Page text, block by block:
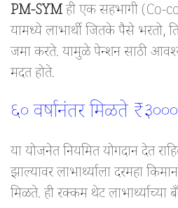
PM-SYMही एक सहभागी
यामध्ये लाभार्थी जितके पैसे भरतो,
जमा करते. यामुळे पेन्शन साठी
मदत होते.
६० वर्षानंतर मिळते
या योजनेत नियमित योगदान देत
झाल्यावर लाभार्थ्याला दरमहा
मिळते. ही रक्कम थेट